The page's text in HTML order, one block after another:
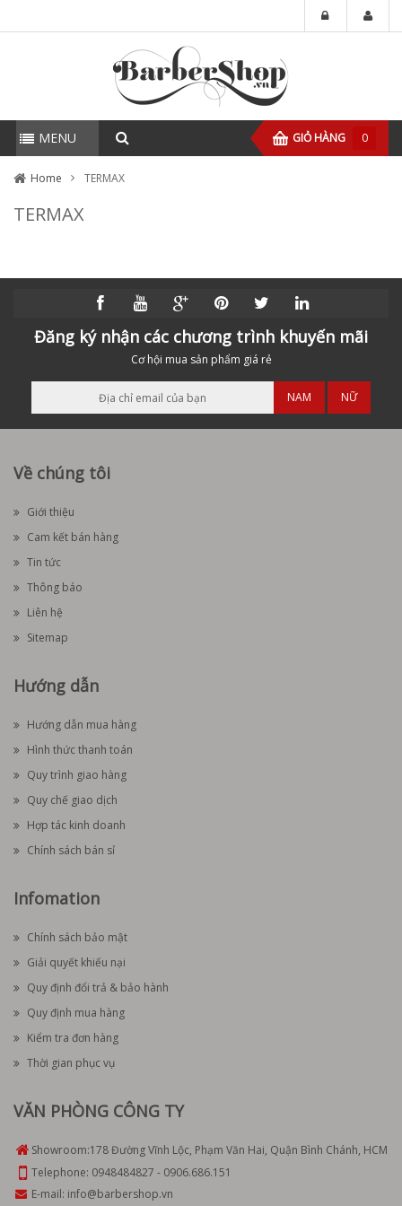
MENU GIỎ HÀNG 0
Home TERMAX
TERMAX
Đăng ký nhận các chương trình khuyến mãi
Cơ hội mua sản phẩm giá rẻ
NAM NỮ
Về chúng tôi
Giới thiệu
Cam kết bán hàng
Tin tức
Thông báo
Liên hệ
Sitemap
Hướng dẫn
Hướng dẫn mua hàng
Hình thức thanh toán
Quy trình giao hàng
Quy chế giao dịch
Hợp tác kinh doanh
Chính sách bán sỉ
Infomation
Chính sách bảo mật
Giải quyết khiếu nại
Quy định đổi trả & bảo hành
Quy định mua hàng
Kiểm tra đơn hàng
Thời gian phục vụ
VĂN PHÒNG CÔNG TY
Showroom:178 Đường Vĩnh Lộc, Phạm Văn Hai, Quận Bình Chánh, HCM
Telephone: 0948484827 - 0906.686.151
E-mail: info@barbershop.vn